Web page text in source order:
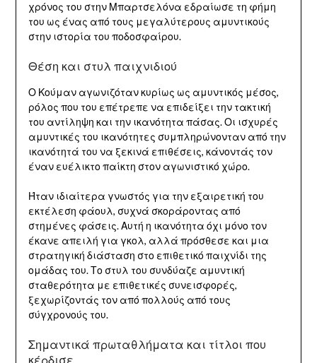
χρόνος του στην Μπαρτσελόνα εδραίωσε τη φήμη
του ως ένας από τους μεγαλύτερους αμυντικούς
στην ιστορία του ποδοσφαίρου.
Θέση και στυλ παιχνιδιού
Ο Κούμαν αγωνιζόταν κυρίως ως αμυντικός μέσος,
ρόλος που του επέτρεπε να επιδείξει την τακτική
του αντίληψη και την ικανότητα πάσας. Οι ισχυρές
αμυντικές του ικανότητες συμπληρώνονταν από την
ικανότητά του να ξεκινά επιθέσεις, κάνοντάς τον
έναν ευέλικτο παίκτη στον αγωνιστικό χώρο.
Ήταν ιδιαίτερα γνωστός για την εξαιρετική του
εκτέλεση φάουλ, συχνά σκοράροντας από
στημένες φάσεις. Αυτή η ικανότητα όχι μόνο τον
έκανε απειλή για γκολ, αλλά πρόσθεσε και μια
στρατηγική διάσταση στο επιθετικό παιχνίδι της
ομάδας του. Το στυλ του συνδύαζε αμυντική
σταθερότητα με επιθετικές συνεισφορές,
ξεχωρίζοντάς τον από πολλούς από τους
σύγχρονούς του.
Σημαντικά πρωταθλήματα και τίτλοι που